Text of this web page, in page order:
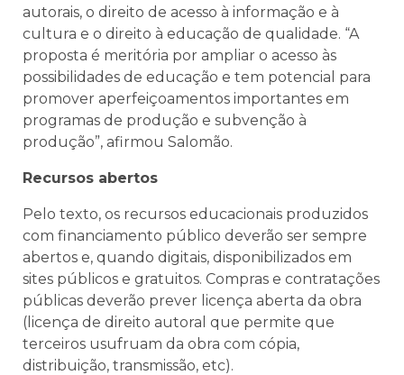
autorais, o direito de acesso à informação e à
cultura e o direito à educação de qualidade. “A
proposta é meritória por ampliar o acesso às
possibilidades de educação e tem potencial para
promover aperfeiçoamentos importantes em
programas de produção e subvenção à
produção”, afirmou Salomão.
Recursos abertos
Pelo texto, os recursos educacionais produzidos
com financiamento público deverão ser sempre
abertos e, quando digitais, disponibilizados em
sites públicos e gratuitos. Compras e contratações
públicas deverão prever licença aberta da obra
(licença de direito autoral que permite que
terceiros usufruam da obra com cópia,
distribuição, transmissão, etc).